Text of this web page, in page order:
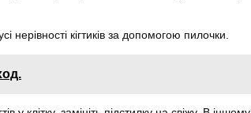
нерівності кігтиків за допомогою пилочки.